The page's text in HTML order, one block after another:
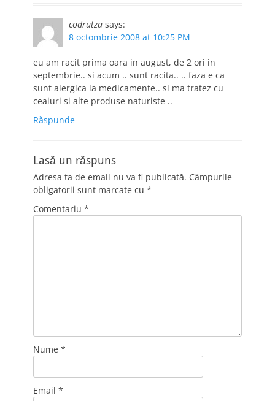
codrutza says:
8 octombrie 2008 at 10:25 PM
eu am racit prima oara in august, de 2 ori in
septembrie.. si acum .. sunt racita.. .. faza e ca
sunt alergica la medicamente.. si ma tratez cu
ceaiuri si alte produse naturiste ..
Răspunde
Lasă un răspuns
Adresa ta de email nu va fi publicată. Câmpurile
obligatorii sunt marcate cu *
Comentariu *
Nume *
Email *